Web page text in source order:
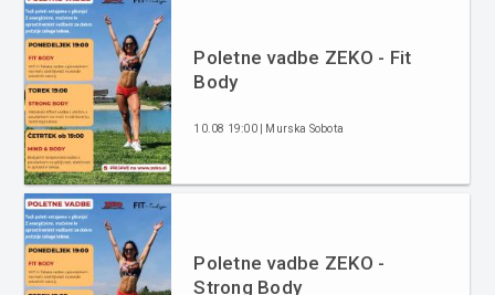
Poletne vadbe ZEKO - Fit
Body
10.08 19:00 | Murska Sobota
Poletne vadbe ZEKO -
Strong Body